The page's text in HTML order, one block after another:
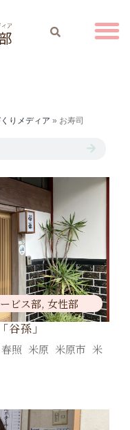
りメディア » お寿司
ビス部, 女性部
孫」
春照 米原 米原市 米